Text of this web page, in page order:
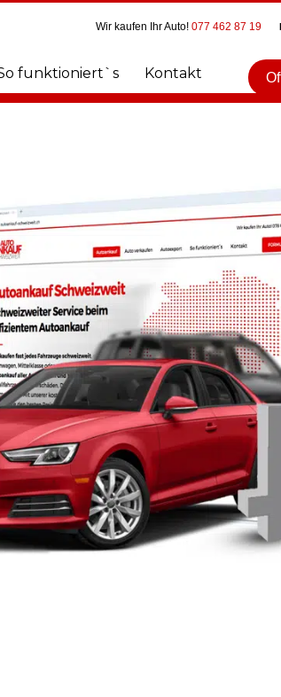
Wir kaufen Ihr Auto! 077 462 87 19
funktioniert`s Kontakt